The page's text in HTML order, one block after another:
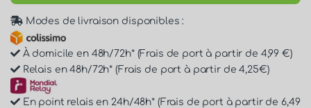
Modes de livraison disponibles :
À domicile en 48h/72h* (Frais de port à partir de 4,99 €)
Relais en 48h/72h* (Frais de port à partir de 4,25€)
En point relais en 24h/48h* (Frais de port à partir de 6,49